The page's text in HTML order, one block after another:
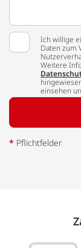
Ich willige
Daten zum
Weitere
einsehen
* Pflichtfelder